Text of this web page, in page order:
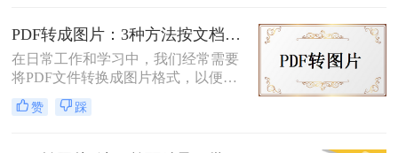
轻松完成PDF到JPG的转换。
PDF转成图片：3种方法按文档类型（纯文本/图文/扫描件）选择！
在日常工作和学习中，我们经常需要
将PDF文件转换成图片格式，以便于
分享、打印或进行其他编辑操作。那
么pdf转成图片怎么转呢？本文将介绍
赞 踩